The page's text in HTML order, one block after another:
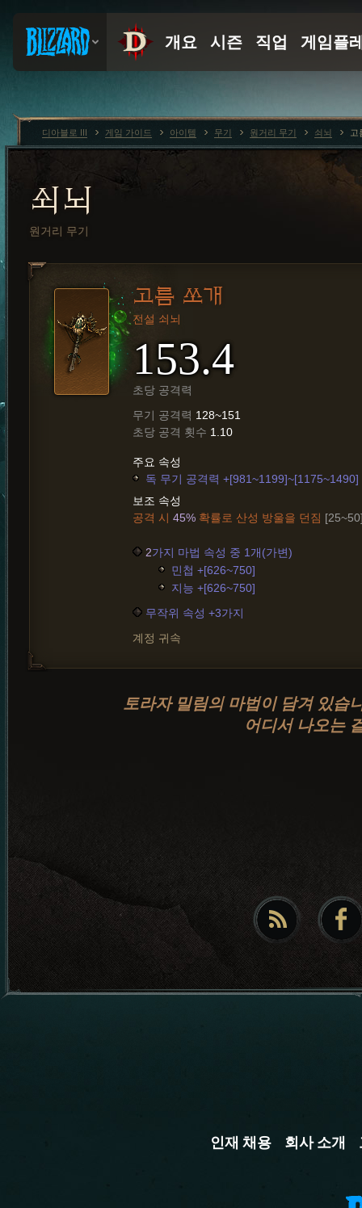
쇠뇌
원거리 무기
고름 쏘개
전설 쇠뇌
153.4
초당 공격력
무기 공격력 128~151
초당 공격 횟수 1.10
주요 속성
독 무기 공격력 +[981~1199]~[1175~1490]
보조 속성
공격 시 45% 확률로 산성 방울을 던짐
2가지 마법 속성 중 1개(가변)
민첩 +[626~750]
지능 +[626~750]
무작위 속성 +3가지
계정 귀속
토라자 밀림의 마법이 담겨 있습
어디서 나오는
디아블로 III 게임 가이드 아이템 무기 원거리 무기 쇠뇌 고